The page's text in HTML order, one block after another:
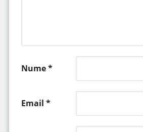
Nume*
Email *